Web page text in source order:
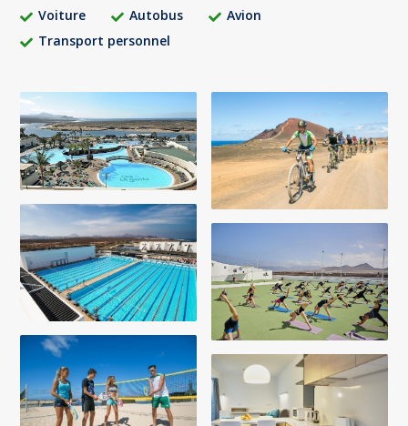
Voiture Autobus
Avion
Transport personnel